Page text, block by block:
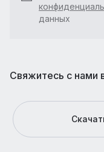
данных
Свяжитесь с нами